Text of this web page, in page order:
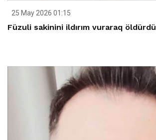
25 May 2026 01:15
Füzuli sakinini ildırım vuraraq öldürdü